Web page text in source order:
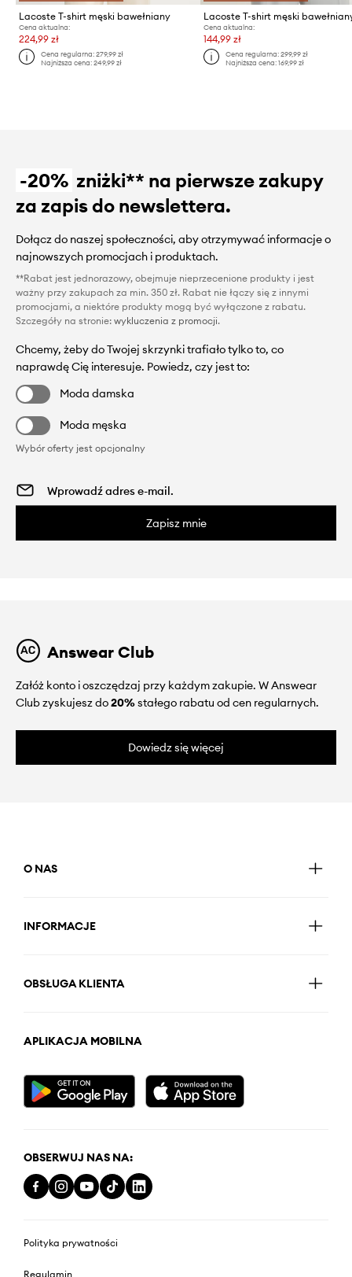
Lacoste T-shirt męski bawełniany
Cena aktualna:
224,99 zł
Cena regularna:279,99 zł
Najniższa cena:249,99 zł
Lacoste T-shirt męski
Cena aktualna:
144,99 zł
Cena regularna: 299,99 zł
Najniższa cena: 169,99 zł
-20% zniżki** na pierwsze zakupy
za zapis do newslettera.
Dołącz do naszej społeczności, aby otrzymywać informacje o
najnowszych promocjach i produktach.
**Rabat jest jednorazowy, obejmuje nieprzecenione produkty i jest
ważny przy zakupach za min. 350 zł. Rabat nie łączy się z innymi
promocjami, a niektóre produkty mogą być wyłączone z rabatu.
Szczegóły na stronie: wykluczenia z promocji.
Chcemy, żeby do Twojej skrzynki trafiało tylko to, co
naprawdę Cię interesuje. Powiedz, czy jest to:
Moda damska
Moda męska
Wybór oferty jest opcjonalny
Zapisz mnie
Answear Club
Załóż konto i oszczędzaj przy każdym zakupie. W Answear
Club zyskujesz do20%stałego rabatu od cen regularnych.
Dowiedz się więcej
O NAS
INFORMACJE
OBSŁUGA KLIENTA
APLIKACJA MOBILNA
OBSERWUJ NAS NA:
Polityka prywatności
Regulamin